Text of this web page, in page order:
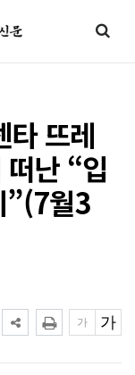
타 뜨레
난 “입
”(7월3